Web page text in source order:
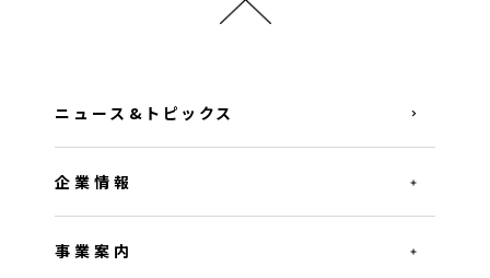
ニュース&トピックス
企業情報
事業案内